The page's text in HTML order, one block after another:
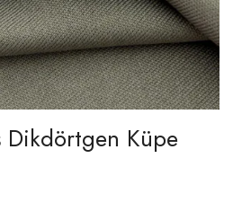
Dikdörtgen Küpe